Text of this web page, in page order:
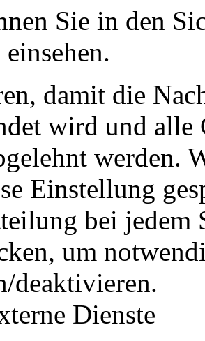
Sie in den
damit die
wird und
werden.
Einstellung
bei jedem
um
deaktivieren.
Dienste